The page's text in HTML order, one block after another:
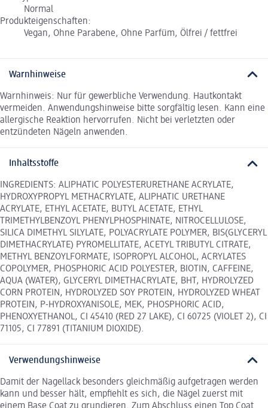
Normal
Produkteigenschaften:
Vegan, Ohne Parabene, Ohne Parfüm, Ölfrei / fettfrei
Warnhinweise
Warnhinweis: Nur für gewerbliche Verwendung. Hautkontakt
vermeiden. Anwendungshinweise bitte sorgfältig lesen. Kann eine
allergische Reaktion hervorrufen. Nicht bei verletzten oder
entzündeten Nägeln anwenden.
Inhaltsstoffe
INGREDIENTS: ALIPHATIC POLYESTERURETHANE ACRYLATE,
HYDROXYPROPYL METHACRYLATE, ALIPHATIC URETHANE
ACRYLATE, ETHYL ACETATE, BUTYL ACETATE, ETHYL
TRIMETHYLBENZOYL PHENYLPHOSPHINATE, NITROCELLULOSE,
SILICA DIMETHYL SILYLATE, POLYACRYLATE POLYMER, BIS(GLYCERYL
DIMETHACRYLATE) PYROMELLITATE, ACETYL TRIBUTYL CITRATE,
METHYL BENZOYLFORMATE, ISOPROPYL ALCOHOL, ACRYLATES
COPOLYMER, PHOSPHORIC ACID POLYESTER, BIOTIN, CAFFEINE,
AQUA (WATER), GLYCERYL DIMETHACRYLATE, BHT, HYDROLYZED
CORN PROTEIN, HYDROLYZED SOY PROTEIN, HYDROLYZED WHEAT
PROTEIN, P-HYDROXYANISOLE, MEK, PHOSPHORIC ACID,
PHENOXYETHANOL, CI 45410 (RED 27 LAKE), CI 60725 (VIOLET 2), CI
71105, CI 77891 (TITANIUM DIOXIDE).
Verwendungshinweise
Damit der Nagellack besonders gleichmäßig aufgetragen werden
kann und besser hält, empfiehlt es sich, die Nägel zuerst mit